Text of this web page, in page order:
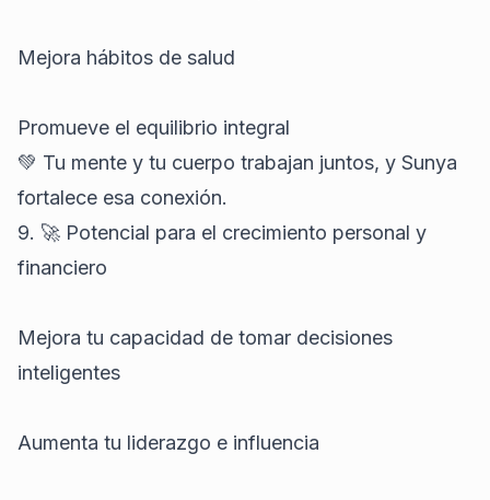
Mejora hábitos de salud
Promueve el equilibrio integral
💚 Tu mente y tu cuerpo trabajan juntos, y Sunya
fortalece esa conexión.
9. 🚀 Potencial para el crecimiento personal y
financiero
Mejora tu capacidad de tomar decisiones
inteligentes
Aumenta tu liderazgo e influencia